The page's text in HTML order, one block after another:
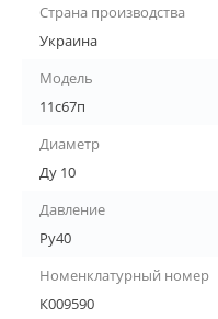
Страна производства
Украина
Модель
11с67п
Диаметр
Ду 10
Давление
Ру40
Номенклатурный номер
К009590